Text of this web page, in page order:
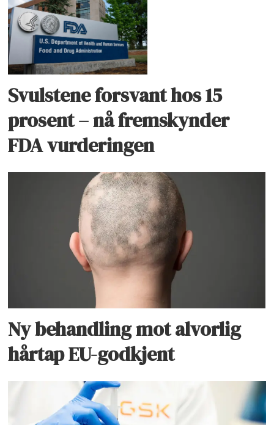
Svulstene forsvant hos 15
prosent – nå fremskynder
FDA vurderingen
Ny behandling mot alvorlig
hårtap EU-godkjent